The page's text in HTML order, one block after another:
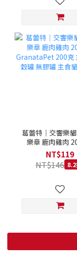
葛蕾特｜交響樂
樂章 鹿肉雞肉
GranataPet 200克
無穀罐 無膠罐 主
罐
NT$119
NT$146